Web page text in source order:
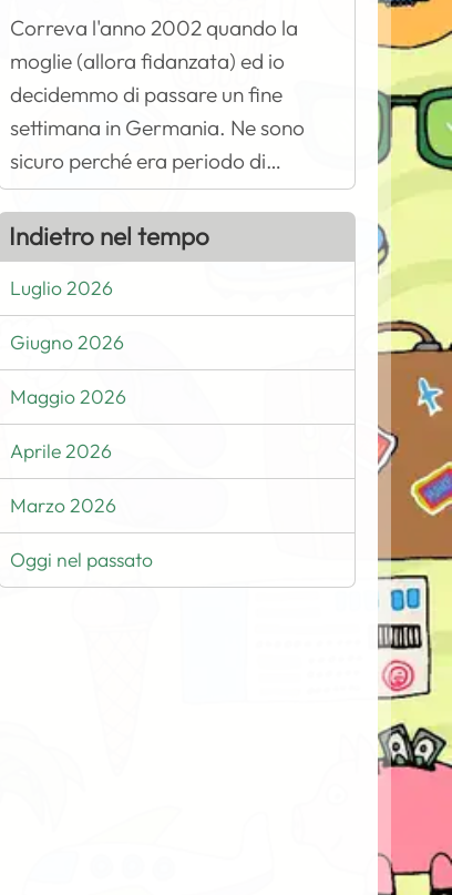
Correva l'anno 2002 quando la
moglie (allora fidanzata) ed io
decidemmo di passare un fine
settimana in Germania. Ne sono
sicuro perché era periodo di…
Indietro nel tempo
Luglio 2026
Giugno 2026
Maggio 2026
Aprile 2026
Marzo 2026
Oggi nel passato